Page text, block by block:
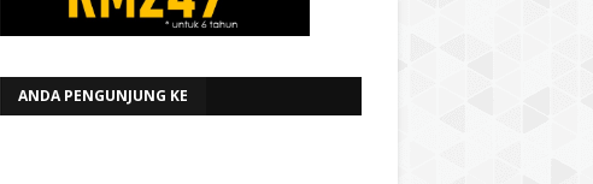
ANDA PENGUNJUNG KE